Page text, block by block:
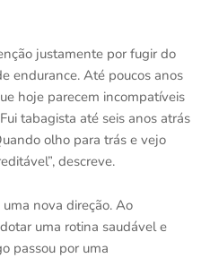
justamente por fugir do
endurance. Até poucos anos
hoje parecem incompatíveis
tabagista até seis anos atrás
olho para trás e vejo
descreve.
nova direção. Ao
uma rotina saudável e
passou por uma